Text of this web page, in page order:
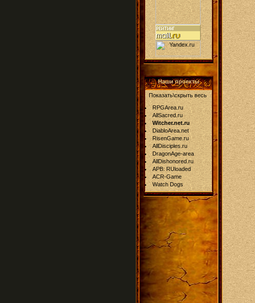
Наши проекты
Показать\скрыть весь
RPGArea.ru
AllSacred.ru
Witcher.net.ru
DiabloArea.net
RisenGame.ru
AllDisciples.ru
DragonAge-area
AllDishonored.ru
APB: RUloaded
ACR-Game
Watch Dogs